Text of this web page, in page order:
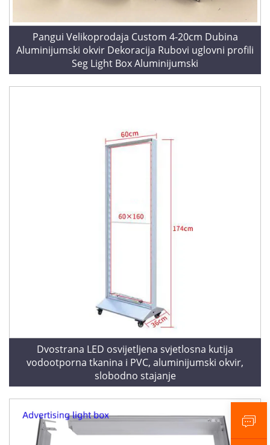
Pangui Velikoprodaja Custom 4-20cm Dubina
Aluminijumski okvir Dekoracija Rubovi uglovni profili
Seg Light Box Aluminijumski
Dvostrana LED osvijetljena svjetlosna kutija
vodootporna tkanina i PVC, aluminijumski okvir,
slobodno stajanje